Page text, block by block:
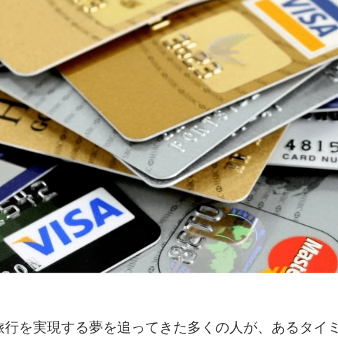
を実現する夢を追ってきた多くの人が、あるタイミ